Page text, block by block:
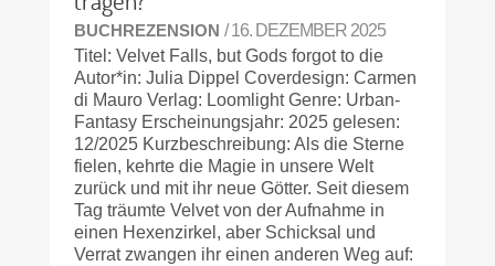
BUCHREZENSION / 16. DEZEMBER 2025
Titel: Velvet Falls, but Gods forgot to die
Autor*in: Julia Dippel Coverdesign: Carmen
di Mauro Verlag: Loomlight Genre: Urban-
Fantasy Erscheinungsjahr: 2025 gelesen:
12/2025 Kurzbeschreibung: Als die Sterne
fielen, kehrte die Magie in unsere Welt
zurück und mit ihr neue Götter. Seit diesem
Tag träumte Velvet von der Aufnahme in
einen Hexenzirkel, aber Schicksal und
Verrat zwangen ihr einen anderen Weg auf: